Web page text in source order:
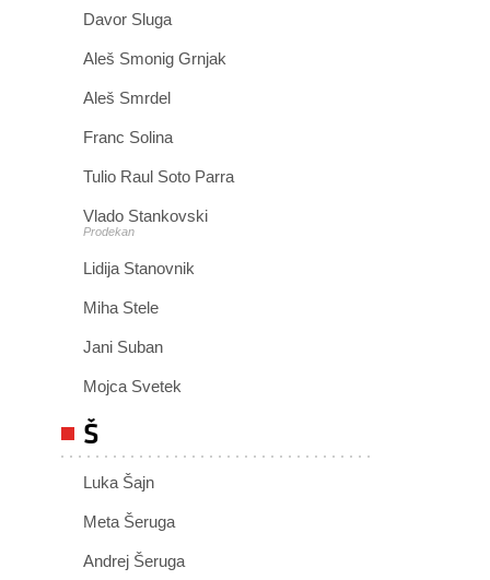
Davor Sluga
Aleš Smonig Grnjak
Aleš Smrdel
Franc Solina
Tulio Raul Soto Parra
Vlado Stankovski
Prodekan
Lidija Stanovnik
Miha Stele
Jani Suban
Mojca Svetek
Š
Luka Šajn
Meta Šeruga
Andrej Šeruga